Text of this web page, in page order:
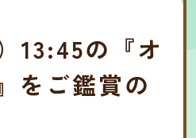
13:45の『オ
をご鑑賞の